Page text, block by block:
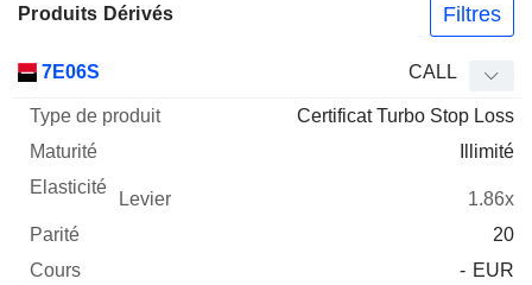
Produits Dérivés Filtres
Mnemo Type produit
Elasticité Levier Parité
7E06S CALL
Certificat Turbo Stop Loss
Illimité
1.86x
20
- EUR